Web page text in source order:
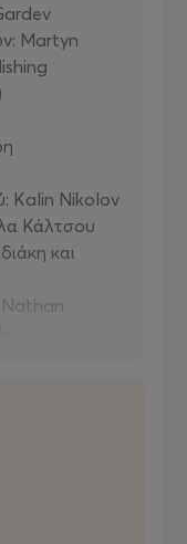
Martyn
Kalin Nikolov
Κάλτσου
και
Nathan